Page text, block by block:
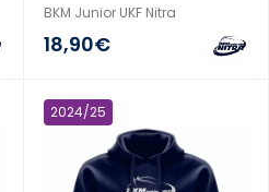
BKM Junior UKF Nitra
18,90€
2024/25